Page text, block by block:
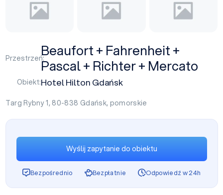
Przestrzeń:Beaufort + Fahrenheit +
Pascal + Richter + Mercato
Obiekt:Hotel Hilton Gdańsk
Targ Rybny 1, 80-838 Gdańsk, pomorskie
Wyślij zapytanie do obiektu
Bezpośrednio Bezpłatnie Odpowiedź w 24h